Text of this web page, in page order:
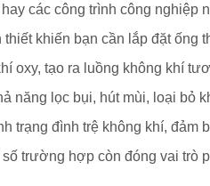
các công trình công nghiệp
khiến bạn cần lắp đặt ống
oxy, tạo ra luồng không khí
năng lọc bụi, hút mùi, loại bỏ
trạng đình trệ không khí,
trường hợp còn đóng vai trò